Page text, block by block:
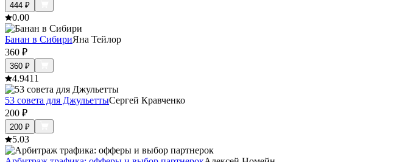
444 ₽
0.00
Банан в СибириЯна Тейлор
360 ₽
360 ₽
4.9411
53 совета для ДжульеттыСергей Кравченко
200 ₽
200 ₽
5.03